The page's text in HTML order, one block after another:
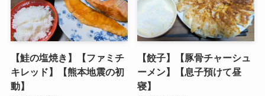
【鮭の塩焼き】【ファミチ
キレッド】【熊本地震の初
動】
【餃子】【豚骨チャーシュ
ーメン】【息子預けて昼
寝】